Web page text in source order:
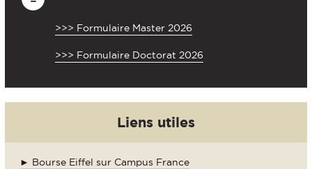
>>> Formulaire Master 2026
>>> Formulaire Doctorat 2026
Liens utiles
► Bourse Eiffel sur Campus France